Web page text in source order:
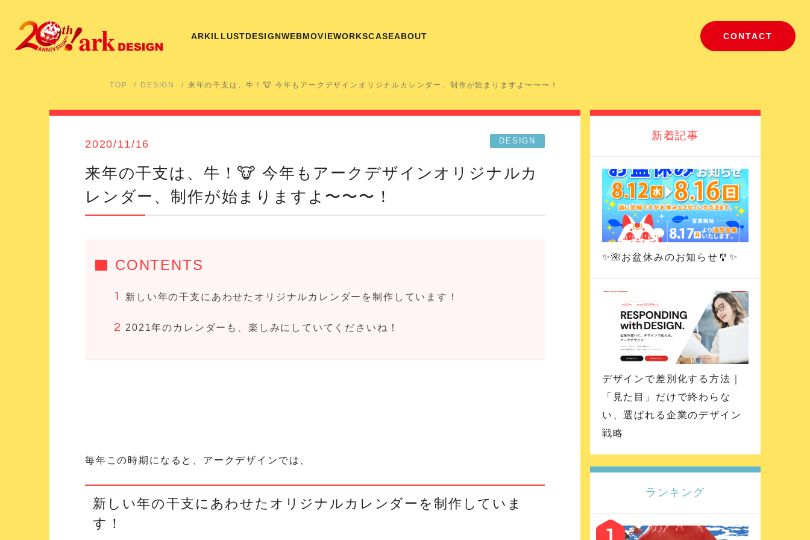
ARKILLUSTDESIGNWEBMOVIEWORKSCASEABOUT CONTACT
TOP DESIGN 来年の干支は、牛！🐮 今年もアークデザインオリジナルカレンダー、制作が始まりますよ〜〜〜！
2020/11/16 DESIGN
来年の干支は、牛！🐮 今年もアークデザインオリジナルカ
レンダー、制作が始まりますよ〜〜〜！
CONTENTS
新しい年の干支にあわせたオリジナルカレンダーを制作しています！
2021年のカレンダーも、楽しみにしていてくださいね！
毎年この時期になると、アークデザインでは、
新しい年の干支にあわせたオリジナルカレンダーを制作していま
す！
新着記事
✨🌺お盆休みのお知らせ🎐✨
デザインで差別化する方法｜
「見た目」だけで終わらな
い、選ばれる企業のデザイン
戦略
ランキング